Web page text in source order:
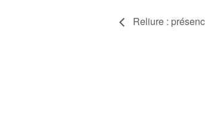
Reliure :